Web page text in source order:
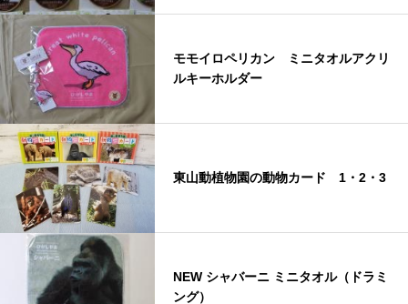
モモイロペリカン ミニタオルアクリ
ルキーホルダー
東山動植物園の動物カード 1・2・3
NEW シャバーニ ミニタオル（ドラミ
ング）